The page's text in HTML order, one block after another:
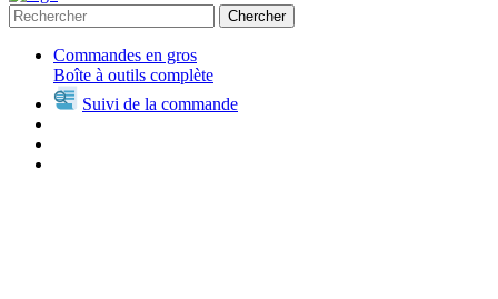
Chercher
Commandes en gros
Boîte à outils complète
Suivi de la commande